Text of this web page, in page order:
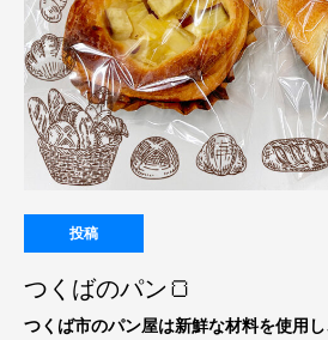
投稿
つくばのパン🍞
つくば市のパン屋は新鮮な材料を使用